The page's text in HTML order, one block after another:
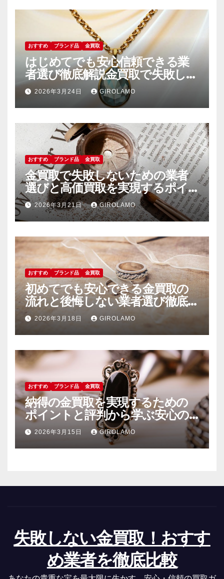
おすすめ ブランド品 金買取
はじめてでも安心信頼できる業
者選び徹底解説金買取で失敗しな
いためのポイント
2026年3月24日 GIROLAMO
おすすめ ブランド品 金買取
金買取で失敗しないための業者
選びと高価買取を実現するポイ
ント徹底解説
2026年3月21日 GIROLAMO
おすすめ ブランド品 金買取
初めてでも安心できる金買取の
流れと後悔しない業者選び徹底
ガイド
2026年3月18日 GIROLAMO
おすすめ ブランド品 金買取
納得の金買取を実現するための
ポイントと評判から学ぶ安心の
取引ガイド
2026年3月15日 GIROLAMO
失敗しない金買取！おすす
め業者を徹底比較